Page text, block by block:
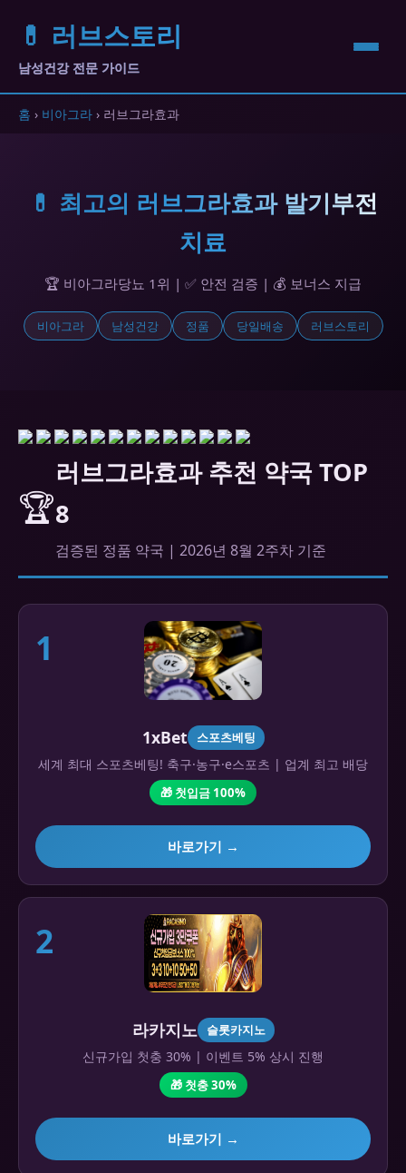
💊 러브스토리
남성건강 전문 가이드
홈 › 비아그라 › 러브그라효과
💊 최고의 러브그라효과 발기부전
치료
🏆 비아그라당뇨 1위 | ✅ 안전 검증 | 💰 보너스 지급
비아그라 남성건강 정품 당일배송 러브스토리
🏆
러브그라효과 추천 약국 TOP
8
검증된 정품 약국 | 2026년 8월 2주차 기준
1
1xBet 스포츠베팅
세계 최대 스포츠베팅! 축구·농구·e스포츠 | 업계 최고 배당
🎁 첫입금 100%
바로가기 →
2
라카지노 슬롯카지노
신규가입 첫충 30% | 이벤트 5% 상시 진행
🎁 첫충 30%
바로가기 →